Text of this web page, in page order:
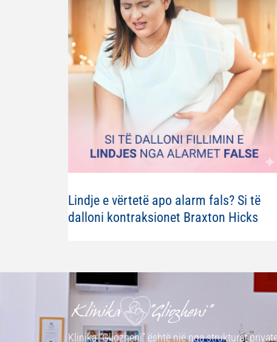
Lindje e vërtetë apo alarm fals? Si të
dalloni kontraksionet Braxton Hicks
Klinika “Gliozheni” është një nga strukturat